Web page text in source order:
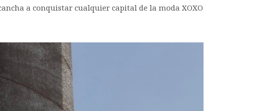
a conquistar cualquier capital de la moda XOXO